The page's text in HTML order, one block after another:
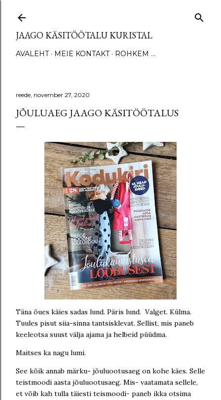
JAAGO KÄSITÖÖTALU KURISTAL
AVALEHT MEIE KONTAKT ROHKEM …
reede, november 27, 2020
JÕULUAEG JAAGO KÄSITÖÖTALUS
Täna õues käies sadas lund. Päris lund. Valget. Külma.
Tuules pisut siia-sinna tantsisklevat. Sellist, mis paneb
keeleotsa suust välja ajama ja helbeid püüdma.
Maitses ka nagu lumi.
See kõik annab märku- jõuluootusaeg on kohe käes. Selle
teistmoodi aasta jõuluootusaeg. Mis- vaatamata sellele,
et võib kah tulla täiesti teismoodi- paneb ikka otsima